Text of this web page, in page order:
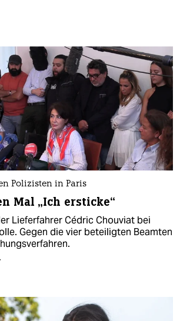
Polizisten in Paris
Mal „Ich ersticke“
Lieferfahrer Cédric Chouviat bei
Gegen die vier beteiligten Beamten